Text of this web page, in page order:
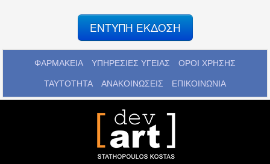
ΕΝΤΥΠΗ ΕΚΔΟΣΗ
ΦΑΡΜΑΚΕΙΑ ΥΠΗΡΕΣΙΕΣ ΥΓΕΙΑΣ ΟΡΟΙ ΧΡΗΣΗΣ
ΤΑΥΤΟΤΗΤΑ ΑΝΑΚΟΙΝΩΣΕΙΣ ΕΠΙΚΟΙΝΩΝΙΑ